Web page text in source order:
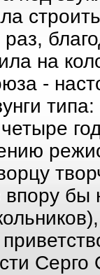
раз,
на
-
впору
Серго